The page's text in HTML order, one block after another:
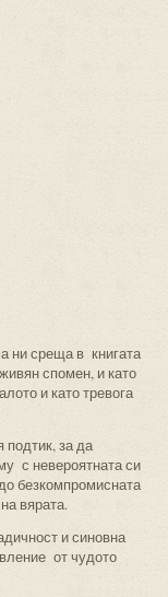
ни среща в книгата
спомен, и като
и като тревога
за да
с невероятната си
безкомпромисната
вярата.
и синовна
от чудото